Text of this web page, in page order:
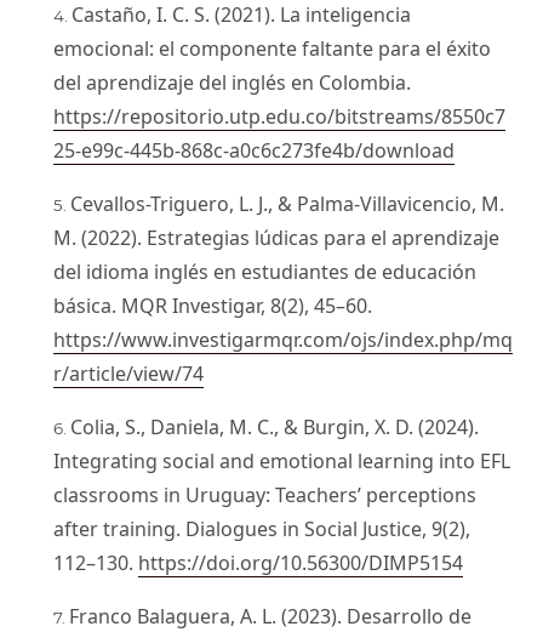
Castaño, I. C. S. (2021). La inteligencia
emocional: el componente faltante para el éxito
del aprendizaje del inglés en Colombia.
https://repositorio.utp.edu.co/bitstreams/8550c7
25-e99c-445b-868c-a0c6c273fe4b/download
Cevallos-Triguero, L. J., & Palma-Villavicencio, M.
M. (2022). Estrategias lúdicas para el aprendizaje
del idioma inglés en estudiantes de educación
básica. MQR Investigar, 8(2), 45–60.
https://www.investigarmqr.com/ojs/index.php/mq
r/article/view/74
Colia, S., Daniela, M. C., & Burgin, X. D. (2024).
Integrating social and emotional learning into EFL
classrooms in Uruguay: Teachers’ perceptions
after training. Dialogues in Social Justice, 9(2),
112–130. https://doi.org/10.56300/DIMP5154
Franco Balaguera, A. L. (2023). Desarrollo de